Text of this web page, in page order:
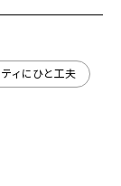
ィにひと工夫